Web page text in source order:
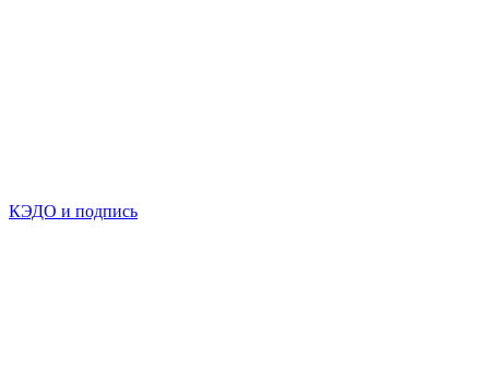
КЭДО и подпись